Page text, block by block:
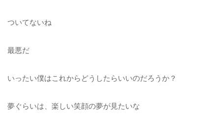
ついてないね
最悪だ
いったい僕はこれからどうしたらいいのだろうか？
夢ぐらいは、楽しい笑顔の夢が見たいな